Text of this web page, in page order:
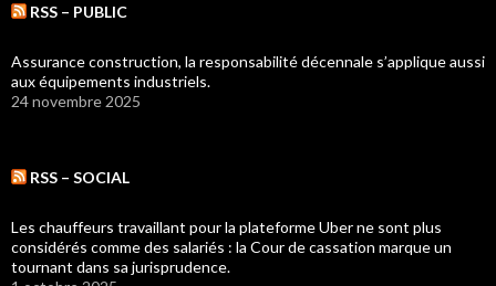
RSS – PUBLIC
Assurance construction, la responsabilité décennale s’applique aussi
aux équipements industriels.
24 novembre 2025
RSS – SOCIAL
Les chauffeurs travaillant pour la plateforme Uber ne sont plus
considérés comme des salariés : la Cour de cassation marque un
tournant dans sa jurisprudence.